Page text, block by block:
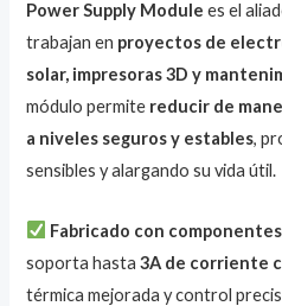
Power Supply Module es el
trabajan en proyectos de
solar, impresoras 3D y
módulo permite reducir de
a niveles seguros y estables,
sensibles y alargando su vida útil.
Fabricado con
soporta hasta3A de corriente
térmica mejorada y control